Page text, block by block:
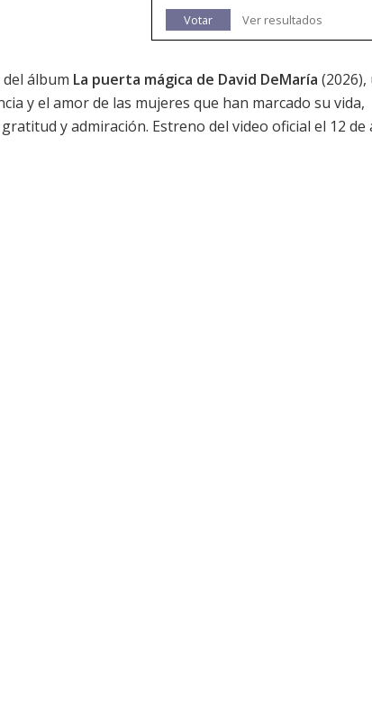
Votar
Ver resultados
álbum La puerta mágica de David DeMaría (2026),
y el amor de las mujeres que han marcado su vida,
y admiración. Estreno del video oficial el 12 de